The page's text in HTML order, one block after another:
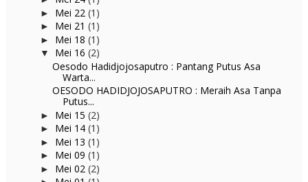
► Mei 22 (1)
► Mei 21 (1)
► Mei 18 (1)
▼ Mei 16 (2)
Oesodo Hadidjojosaputro : Pantang Putus Asa
Warta...
OESODO HADIDJOJOSAPUTRO : Meraih Asa Tanpa
Putus...
► Mei 15 (2)
► Mei 14 (1)
► Mei 13 (1)
► Mei 09 (1)
► Mei 02 (2)